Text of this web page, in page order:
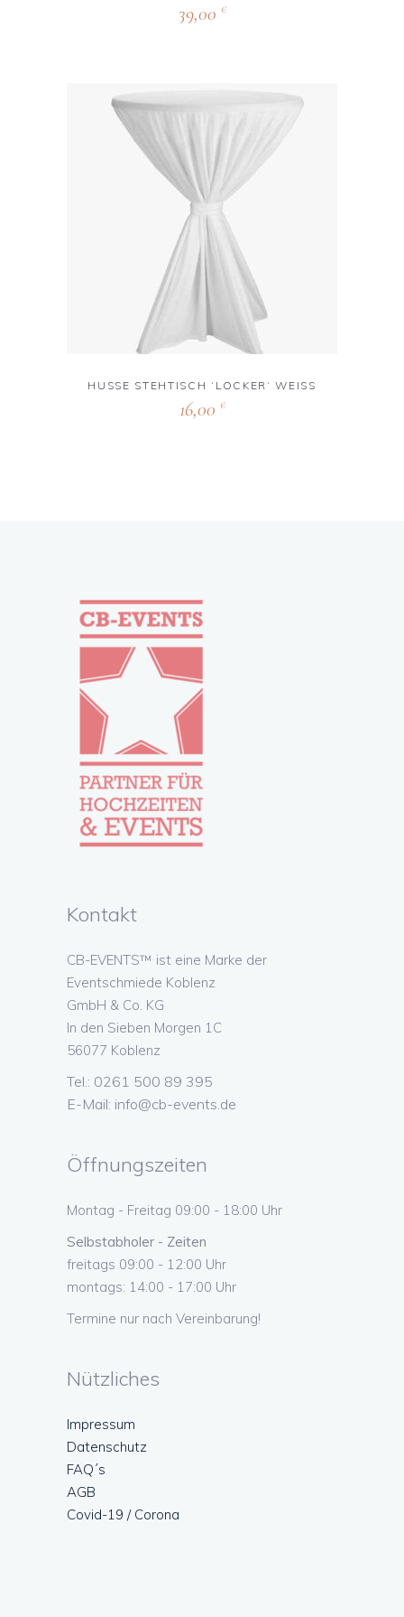
39,00 €
HUSSE STEHTISCH ‘LOCKER‘ WEISS
16,00 €
Kontakt
CB-EVENTS™ ist eine Marke der
Eventschmiede Koblenz
GmbH & Co. KG
In den Sieben Morgen 1C
56077 Koblenz
Tel.: 0261 500 89 395
E-Mail: info@cb-events.de
Öffnungszeiten
Montag - Freitag 09:00 - 18:00 Uhr
Selbstabholer - Zeiten
freitags 09:00 - 12:00 Uhr
montags: 14:00 - 17:00 Uhr
Termine nur nach Vereinbarung!
Nützliches
Impressum
Datenschutz
FAQ´s
AGB
Covid-19 / Corona